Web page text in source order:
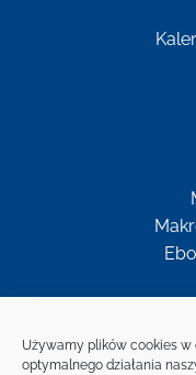
Używamy plików cookies
optymalnego działania